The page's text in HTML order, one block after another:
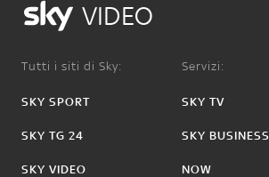
VIDEO
Tutti i siti di Sky:
SKY SPORT
SKY TG 24
SKY VIDEO
Servizi:
SKY TV
SKY BUSINESS
NOW